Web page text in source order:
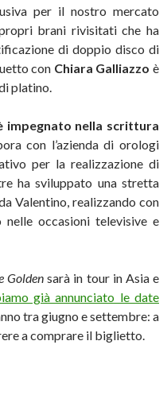
per il nostro mercato
brani rivisitati che ha
di doppio disco di
con Chiara Galliazzo è
platino.
impegnato nella scrittura
con l’azienda di orologi
per la realizzazione di
ha sviluppato una stretta
Valentino, realizzando con
occasioni televisive e
Golden sarà in tour in Asia e
già annunciato le date
tra giugno e settembre: a
a comprare il biglietto.